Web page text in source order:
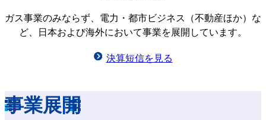
ガス事業のみならず、電力・都市ビジネス（不動産ほか）な
ど、日本および海外において事業を展開しています。
決算短信を見る
事業展開